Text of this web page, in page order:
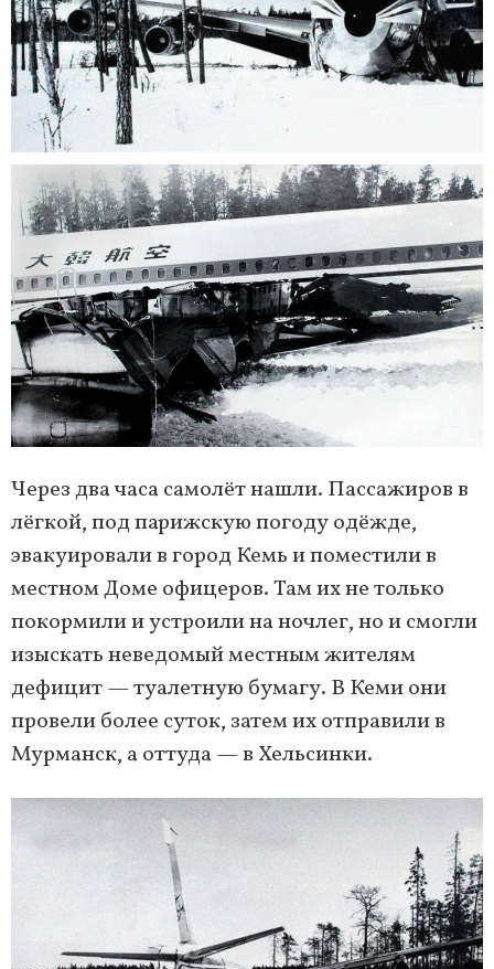
Через два часа самолёт нашли. Пассажиров в
лёгкой, под парижскую погоду одёжде,
эвакуировали в город Кемь и поместили в
местном Доме офицеров. Там их не только
покормили и устроили на ночлег, но и смогли
изыскать неведомый местным жителям
дефицит — туалетную бумагу. В Кеми они
провели более суток, затем их отправили в
Мурманск, а оттуда — в Хельсинки.